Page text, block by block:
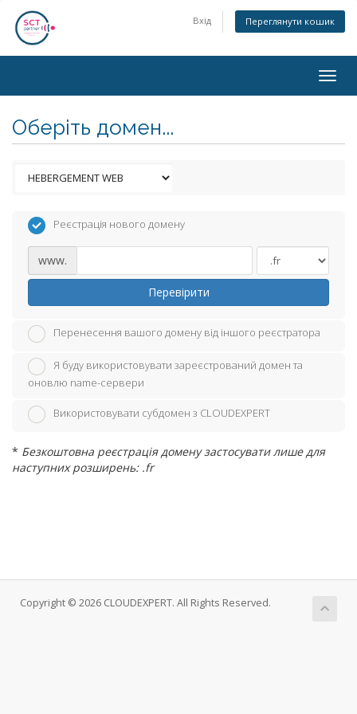
Вхід Переглянути кошик
Оберіть домен...
Реєстрація нового домену
www.
Перевірити
Перенесення вашого домену від іншого реєстратора
Я буду використовувати зареєстрований домен та
оновлю name-сервери
Використовувати субдомен з CLOUDEXPERT
* Безкоштовна реєстрація домену застосувати лише для
наступних розширень: .fr
Copyright © 2026 CLOUDEXPERT. All Rights Reserved.